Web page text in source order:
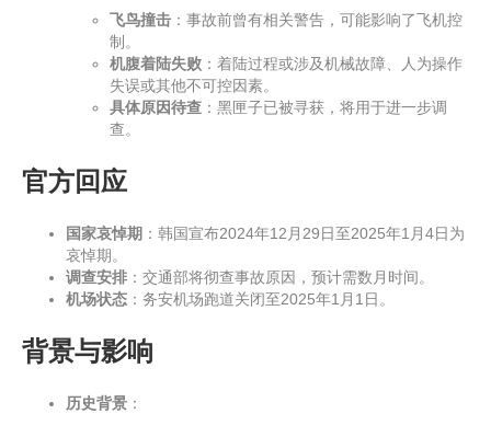
飞鸟撞击 ：事故前曾有相关警告，可能影响了飞机控
制。
机腹着陆失败 ：着陆过程或涉及机械故障、人为操作
失误或其他不可控因素。
具体原因待查 ：黑匣子已被寻获，将用于进一步调
查。
官方回应
国家哀悼期 ：韩国宣布2024年12月29日至2025年1月4日为
哀悼期。
调查安排 ：交通部将彻查事故原因，预计需数月时间。
机场状态 ：务安机场跑道关闭至2025年1月1日。
背景与影响
历史背景 ：